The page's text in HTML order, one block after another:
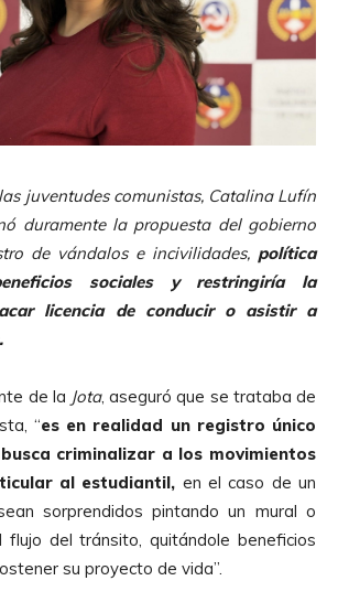
juventudes comunistas, Catalina Lufín
duramente la propuesta del gobierno
de vándalos e incivilidades, política
sociales y restringiría la
licencia de conducir o asistir a
de la Jota, aseguró que se trataba de
“es en realidad un registro único
criminalizar a los movimientos
al estudiantil, en el caso de un
sorprendidos pintando un mural o
flujo del tránsito, quitándole beneficios
su proyecto de vida”.